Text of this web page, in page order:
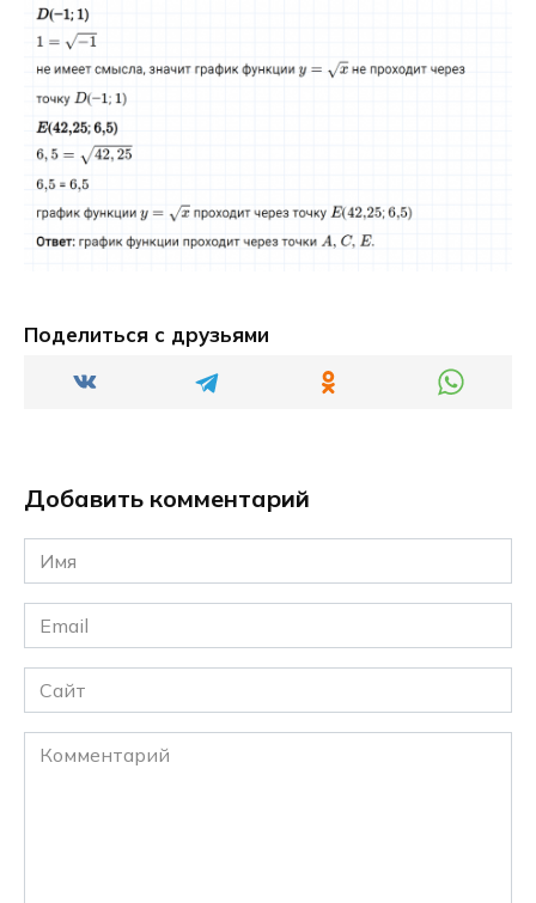
Поделиться с друзьями
Добавить комментарий
Имя
*
Email
*
Сайт
Комментарий